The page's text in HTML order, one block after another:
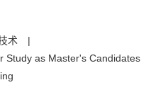
术
|
Study as Master's Candidates